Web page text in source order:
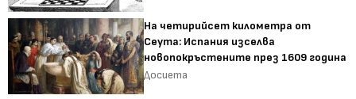
На четирийсет километра от
Сеута: Испания изселва
новопокръстените през 1609 година
Досиета